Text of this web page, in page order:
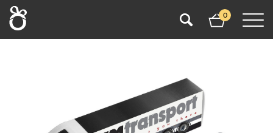
0